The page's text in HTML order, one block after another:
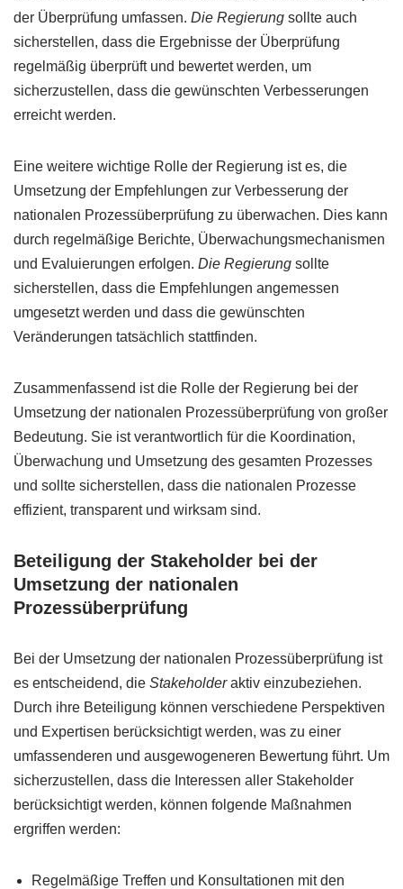
der Überprüfung umfassen. Die Regierung sollte auch
sicherstellen, dass die Ergebnisse der Überprüfung
regelmäßig überprüft und bewertet werden, um
sicherzustellen, dass die gewünschten Verbesserungen
erreicht werden.
Eine weitere wichtige Rolle der Regierung ist es, die
Umsetzung der Empfehlungen zur Verbesserung der
nationalen Prozessüberprüfung zu überwachen. Dies kann
durch regelmäßige Berichte, Überwachungsmechanismen
und Evaluierungen erfolgen. Die Regierung sollte
sicherstellen, dass die Empfehlungen angemessen
umgesetzt werden und dass die gewünschten
Veränderungen tatsächlich stattfinden.
Zusammenfassend ist die Rolle der Regierung bei der
Umsetzung der nationalen Prozessüberprüfung von großer
Bedeutung. Sie ist verantwortlich für die Koordination,
Überwachung und Umsetzung des gesamten Prozesses
und sollte sicherstellen, dass die nationalen Prozesse
effizient, transparent und wirksam sind.
Beteiligung der Stakeholder bei der
Umsetzung der nationalen
Prozessüberprüfung
Bei der Umsetzung der nationalen Prozessüberprüfung ist
es entscheidend, die Stakeholderaktiv einzubeziehen.
Durch ihre Beteiligung können verschiedene Perspektiven
und Expertisen berücksichtigt werden, was zu einer
umfassenderen und ausgewogeneren Bewertung führt. Um
sicherzustellen, dass die Interessen aller Stakeholder
berücksichtigt werden, können folgende Maßnahmen
ergriffen werden:
Regelmäßige Treffen und Konsultationen mit den